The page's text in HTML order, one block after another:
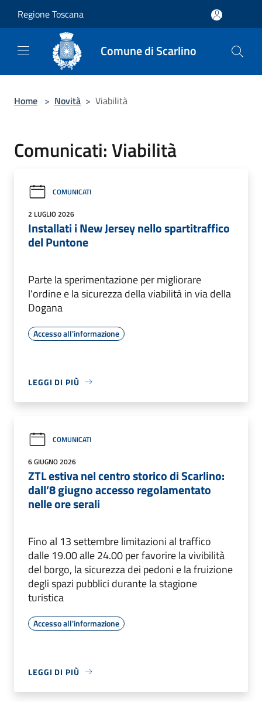
Regione Toscana
Comune di Scarlino
Home > Novità > Viabilità
Comunicati: Viabilità
COMUNICATI
2 LUGLIO 2026
Installati i New Jersey nello spartitraffico
del Puntone
Parte la sperimentazione per migliorare
l'ordine e la sicurezza della viabilità in via della
Dogana
Accesso all'informazione
LEGGI DI PIÙ
COMUNICATI
6 GIUGNO 2026
ZTL estiva nel centro storico di Scarlino:
dall’8 giugno accesso regolamentato
nelle ore serali
Fino al 13 settembre limitazioni al traffico
dalle 19.00 alle 24.00 per favorire la vivibilità
del borgo, la sicurezza dei pedoni e la fruizione
degli spazi pubblici durante la stagione
turistica
Accesso all'informazione
LEGGI DI PIÙ